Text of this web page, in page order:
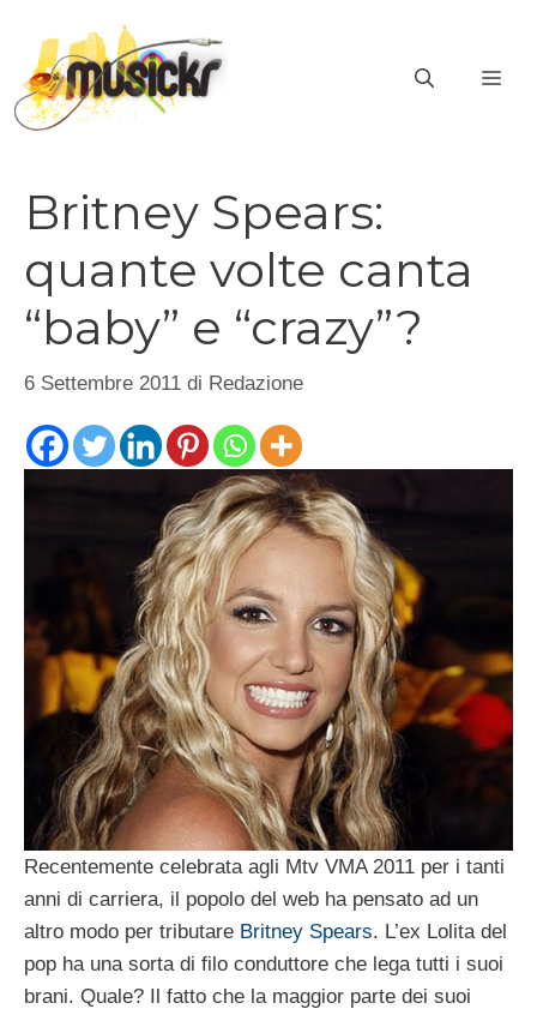
contenuto
Britney Spears:
quante volte canta
“baby” e “crazy”?
6 Settembre 2011 di Redazione
Recentemente celebrata agli Mtv VMA 2011 per i tanti
anni di carriera, il popolo del web ha pensato ad un
altro modo per tributare Britney Spears. L’ex Lolita del
pop ha una sorta di filo conduttore che lega tutti i suoi
brani. Quale? Il fatto che la maggior parte dei suoi